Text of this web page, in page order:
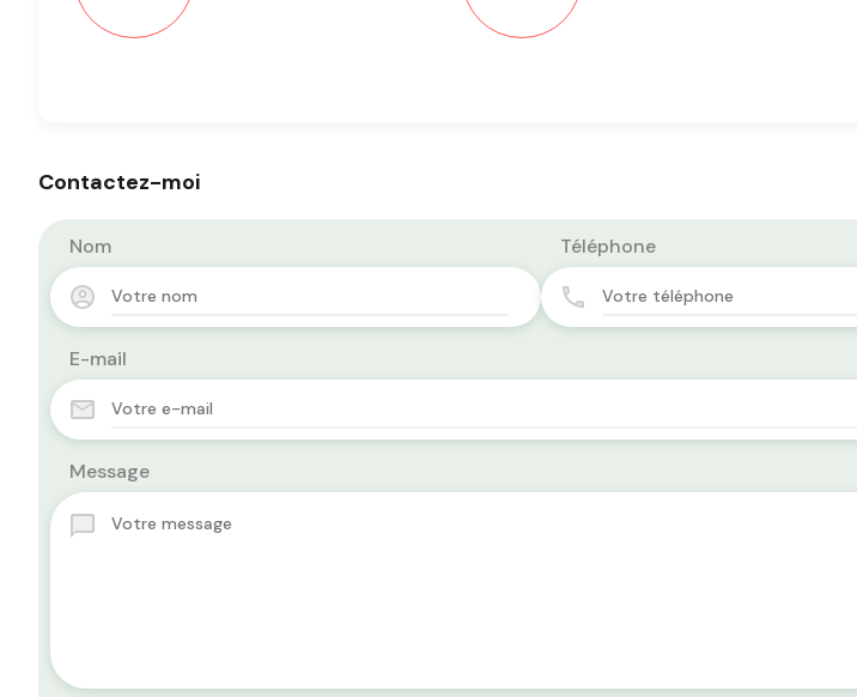
Contactez-moi
Nom Téléphone
E-mail
Message